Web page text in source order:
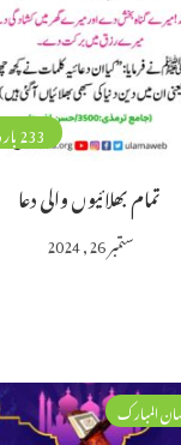
233 بار دیکھا گیا
تمام بھلائیوں والی دعا
ستمبر 26, 2024